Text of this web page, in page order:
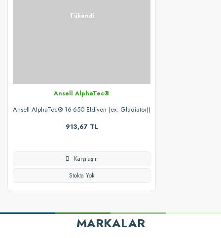
Tükendi
Ansell AlphaTec®
Ansell AlphaTec® 16-650 Eldiven (ex: Gladiator))
913,67 TL
Karşılaştır
Stokta Yok
MARKALAR